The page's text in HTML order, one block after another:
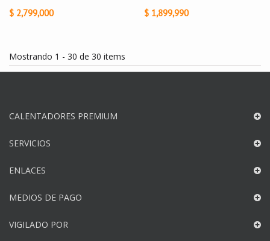
$ 2,799,000 $ 1,899,990
Mostrando 1 - 30 de 30 items
CALENTADORES PREMIUM
SERVICIOS
ENLACES
MEDIOS DE PAGO
VIGILADO POR